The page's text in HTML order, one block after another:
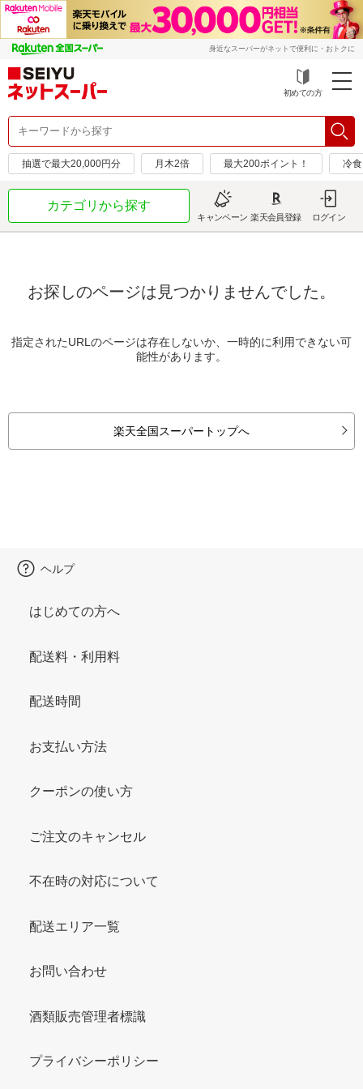
身近なスーパーがネットで便利に・おトクに
初めての方
抽選で最大20,000円分 月木2倍 最大200ポイント！ 冷
カテゴリから探す
キャンペーン 楽天会員登録 ログイン
お探しのページは見つかりませんでした。
指定されたURLのページは存在しないか、一時的に利用できない可
能性があります。
楽天全国スーパートップへ
ヘルプ
はじめての方へ
配送料・利用料
配送時間
お支払い方法
クーポンの使い方
ご注文のキャンセル
不在時の対応について
配送エリア一覧
お問い合わせ
酒類販売管理者標識
プライバシーポリシー